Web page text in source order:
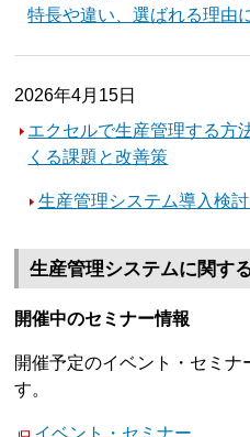
特長や違い、選ばれる理由
2026年4月15日
エクセルで生産管理する方
くる課題と改善策
生産管理システム導入検
生産管理システムに関す
開催中のセミナー情報
開催予定のイベント・セミナ
す。
イベント・セミナー